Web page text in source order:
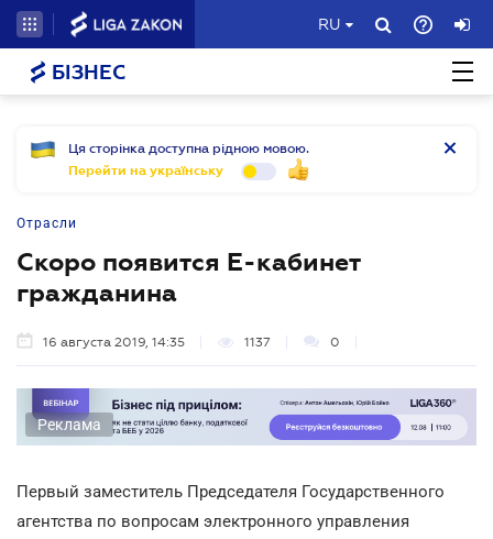
RU
БІЗНЕС
Ця сторінка доступна рідною мовою.
Перейти на українську
Отрасли
Скоро появится Е-кабинет
гражданина
16 августа 2019, 14:35 1137 0
Реклама
Первый заместитель Председателя Государственного
агентства по вопросам электронного управления